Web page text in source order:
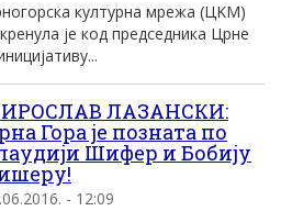
културна мрежа (ЦKM)
jе код председника Црне
ЛАЗАНСКИ:
Гора је позната по
Шифер и Бобију
- 12:09